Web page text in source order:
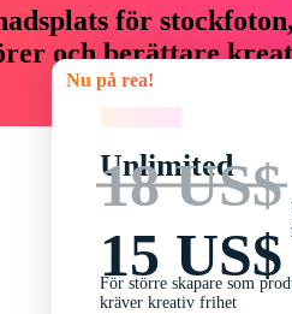
för
och berättare
Nu på rea!
Unlimited
18 US$
15 US$
För större skapare som
kräver kreativ frihet